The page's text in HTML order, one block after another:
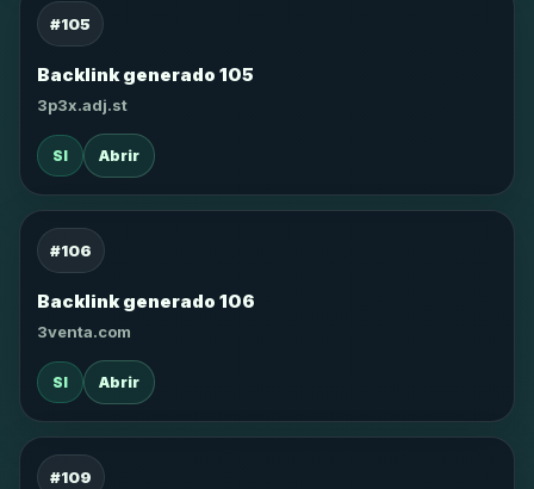
#105
Backlink generado 105
3p3x.adj.st
SI Abrir
#106
Backlink generado 106
3venta.com
SI Abrir
#109